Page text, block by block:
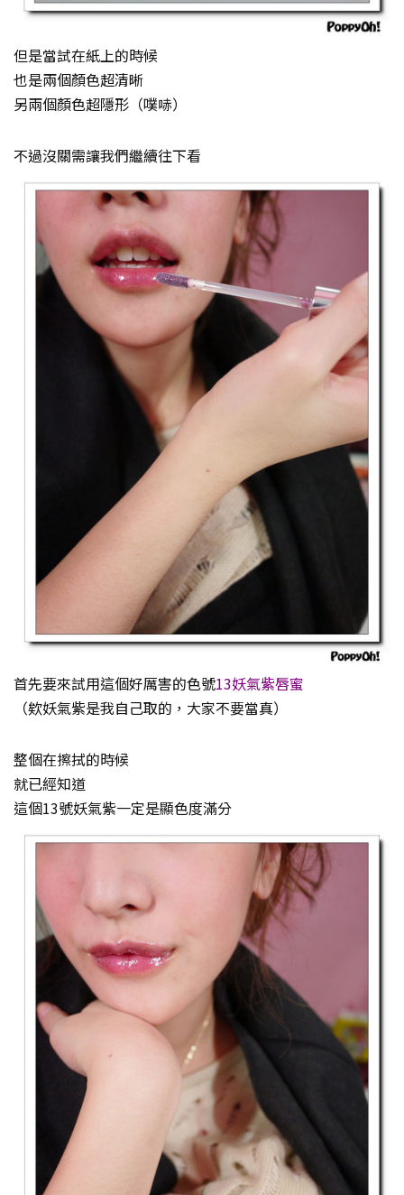
但是當試在紙上的時候
也是兩個顏色超清晰
另兩個顏色超隱形（噗哧）
不過沒關需讓我們繼續往下看
首先要來試用這個好厲害的色號13妖氣紫唇蜜
（欸妖氣紫是我自己取的，大家不要當真）
整個在擦拭的時候
就已經知道
這個13號妖氣紫一定是顯色度滿分